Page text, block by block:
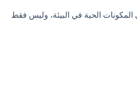
المكونات الحية في البيئة، وليس فقط